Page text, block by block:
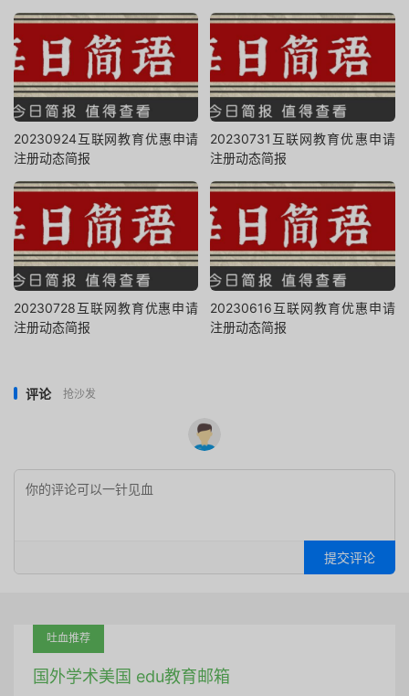
20230924互联网教育优惠申请
注册动态简报
20230731互联网教育优惠申请
注册动态简报
20230728互联网教育优惠申请
注册动态简报
20230616互联网教育优惠申请
注册动态简报
评论 抢沙发
提交评论
吐血推荐
国外学术美国 edu教育邮箱